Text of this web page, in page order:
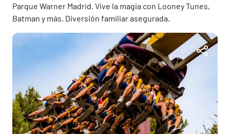
Parque Warner Madrid. Vive la magia con Looney Tunes,
Batman y más. Diversión familiar asegurada.